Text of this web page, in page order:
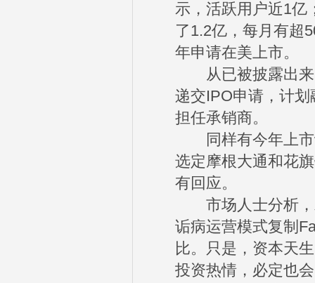
示，活跃用户近1亿
了1.2亿，每月有超
年申请在美上市。
从已被披露出来
递交IPO申请，计
担任承销商。
同样有今年上市
选定摩根大通和花
有回应。
市场人士分析，
诟病运营模式复制
比。只是，资本天
投资热情，必定也